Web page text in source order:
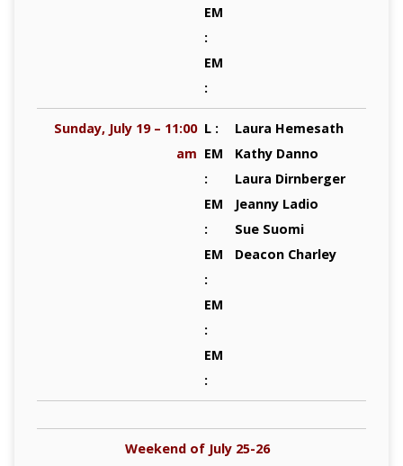
EM
:
EM
:
Sunday, July 19 – 11:00
am
L :
EM
:
EM
:
EM
:
EM
:
EM
:
Laura Hemesath
Kathy Danno
Laura Dirnberger
Jeanny Ladio
Sue Suomi
Deacon Charley
Weekend of July 25-26